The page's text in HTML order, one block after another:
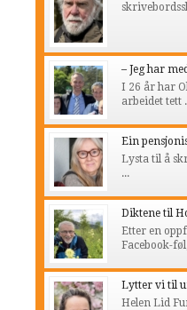
– Jeg har
I 26 år har
arbeidet tett
Ein
Lysta til å
...
Diktene til
Etter en
Facebook-
Lytter vi til
Helen Lid